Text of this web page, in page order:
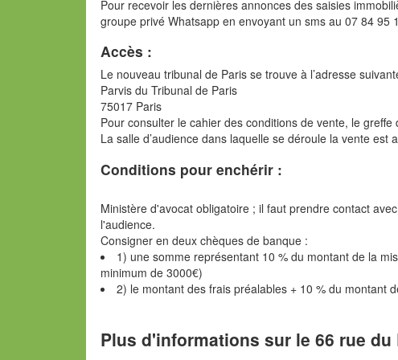
Pour recevoir les dernières annonces des saisies
groupe privé Whatsapp en envoyant un sms au 07 84 95
Accès :
Le nouveau tribunal de Paris se trouve à l’adresse
Parvis du Tribunal de Paris
75017 Paris
Pour consulter le cahier des conditions de vente, le
La salle d’audience dans laquelle se déroule la vente est
Conditions pour enchérir :
Ministère d'avocat obligatoire ; il faut prendre contact
l'audience.
Consigner en deux chèques de banque :
1) une somme représentant 10 % du montant de la
minimum de 3000€)
2) le montant des frais préalables + 10 % du montant
Plus d'informations sur le 66 rue du